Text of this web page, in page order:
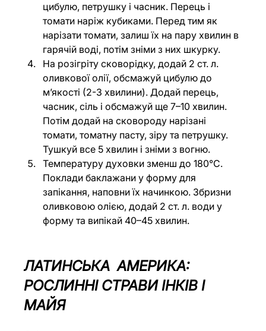
цибулю, петрушку і часник. Перець і
томати наріж кубиками. Перед тим як
нарізати томати, залиш їх на пару хвилин в
гарячій воді, потім зніми з них шкурку.
На розігріту сковорідку, додай 2 ст. л.
оливкової олії, обсмажуй цибулю до
м’якості (2-3 хвилини). Додай перець,
часник, сіль і обсмажуй ще 7–10 хвилин.
Потім додай на сковороду нарізані
томати, томатну пасту, зіру та петрушку.
Тушкуй все 5 хвилин і зніми з вогню.
Температуру духовки зменш до 180°С.
Поклади баклажани у форму для
запікання, наповни їх начинкою. Збризни
оливковою олією, додай 2 ст. л. води у
форму та випікай 40–45 хвилин.
ЛАТИНСЬКА  АМЕРИКА:
РОСЛИННІ СТРАВИ ІНКІВ І
МАЙЯ